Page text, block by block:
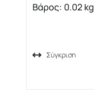
Βάρος: 0.02 kg
Σύγκριση